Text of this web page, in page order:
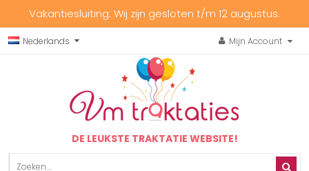
Vakantiesluiting: Wij zijn gesloten t/m 12 augustus.
Nederlands Mijn Account
DE LEUKSTE TRAKTATIE WEBSITE!